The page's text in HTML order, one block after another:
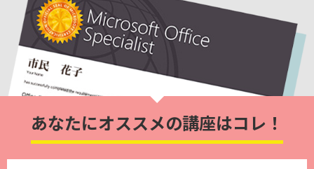
あなたにオススメの講座はコレ！